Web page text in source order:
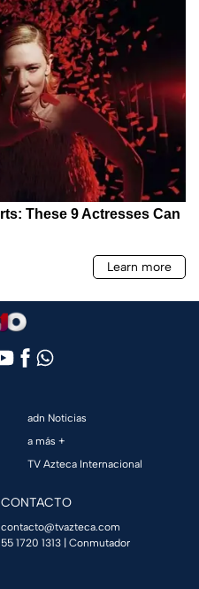
adn Noticias
a más +
TV Azteca Internacional
CONTACTO
contacto@tvazteca.com
55 1720 1313 | Conmutador